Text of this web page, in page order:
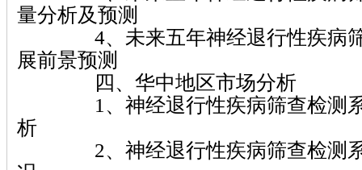
量分析及预测
4、未来五年神经退行性疾病筛
展前景预测
四、华中地区市场分析
1、神经退行性疾病筛查检测系
析
2、神经退行性疾病筛查检测系